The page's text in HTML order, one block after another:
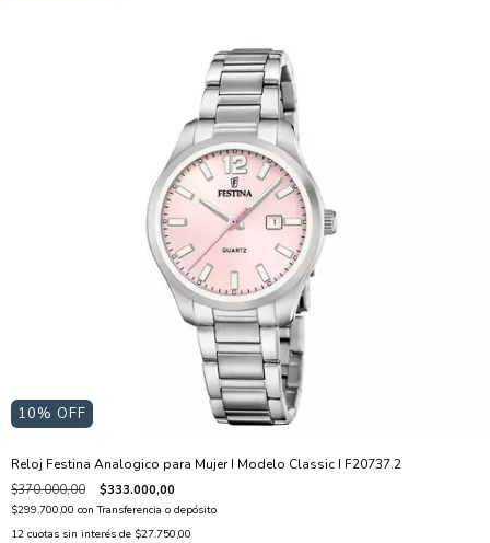
10% OFF
Reloj Festina Analogico para Mujer I Modelo Classic I F20737.2
$370.000,00 $333.000,00
$299.700,00 con Transferencia o depósito
12 cuotas sin interés de $27.750,00